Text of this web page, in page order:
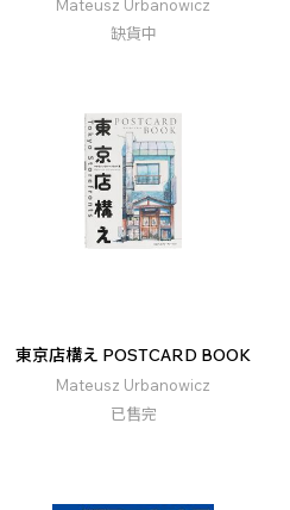
Mateusz Urbanowicz
缺貨中
東京店構え POSTCARD BOOK
Mateusz Urbanowicz
已售完